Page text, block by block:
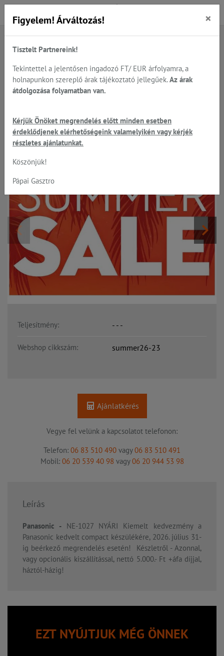
Főoldal Termékek
Panasonic Professional mikrohullámú készülékek
1027 készletről, azonnal
Raktáron
Teljesítmény: - - -
Webshop cikkszám: summer26-23
Ajánlatkérés
Vegye fel velünk a kapcsolatot telefonon:
Telefon: 06 83 510 490 vagy06 83 510 491
Mobil: 06 20 539 40 98 vagy06 20 944 53 98
Leírás
Panasonic - NE-1027 NYÁRI Kiemelt kedvezmény a
Panasonic kedvelt compact készülékére, 2026. július 31-
ig beérkező megrendelés esetén! Készletről - Azonnal,
vagy opcionális kiszállítással, nettó 5.000.- Ft +áfa díjjal,
háztól-házig!
EZT NYÚJTJUK MÉG ÖNNEK
Figyelem! Árváltozás! ×
Tisztelt Partnereink!
Tekintettel a jelentősen ingadozó FT/ EUR árfolyamra, a
holnapunkon szereplő árak tájékoztató jellegűek. Az árak
átdolgozása folyamatban van.
Kérjük Önöket megrendelés előtt minden esetben
érdeklődjenek elérhetőségeink valamelyikén vagy kérjék
részletes ajánlatunkat.
Köszönjük!
Pápai Gasztro